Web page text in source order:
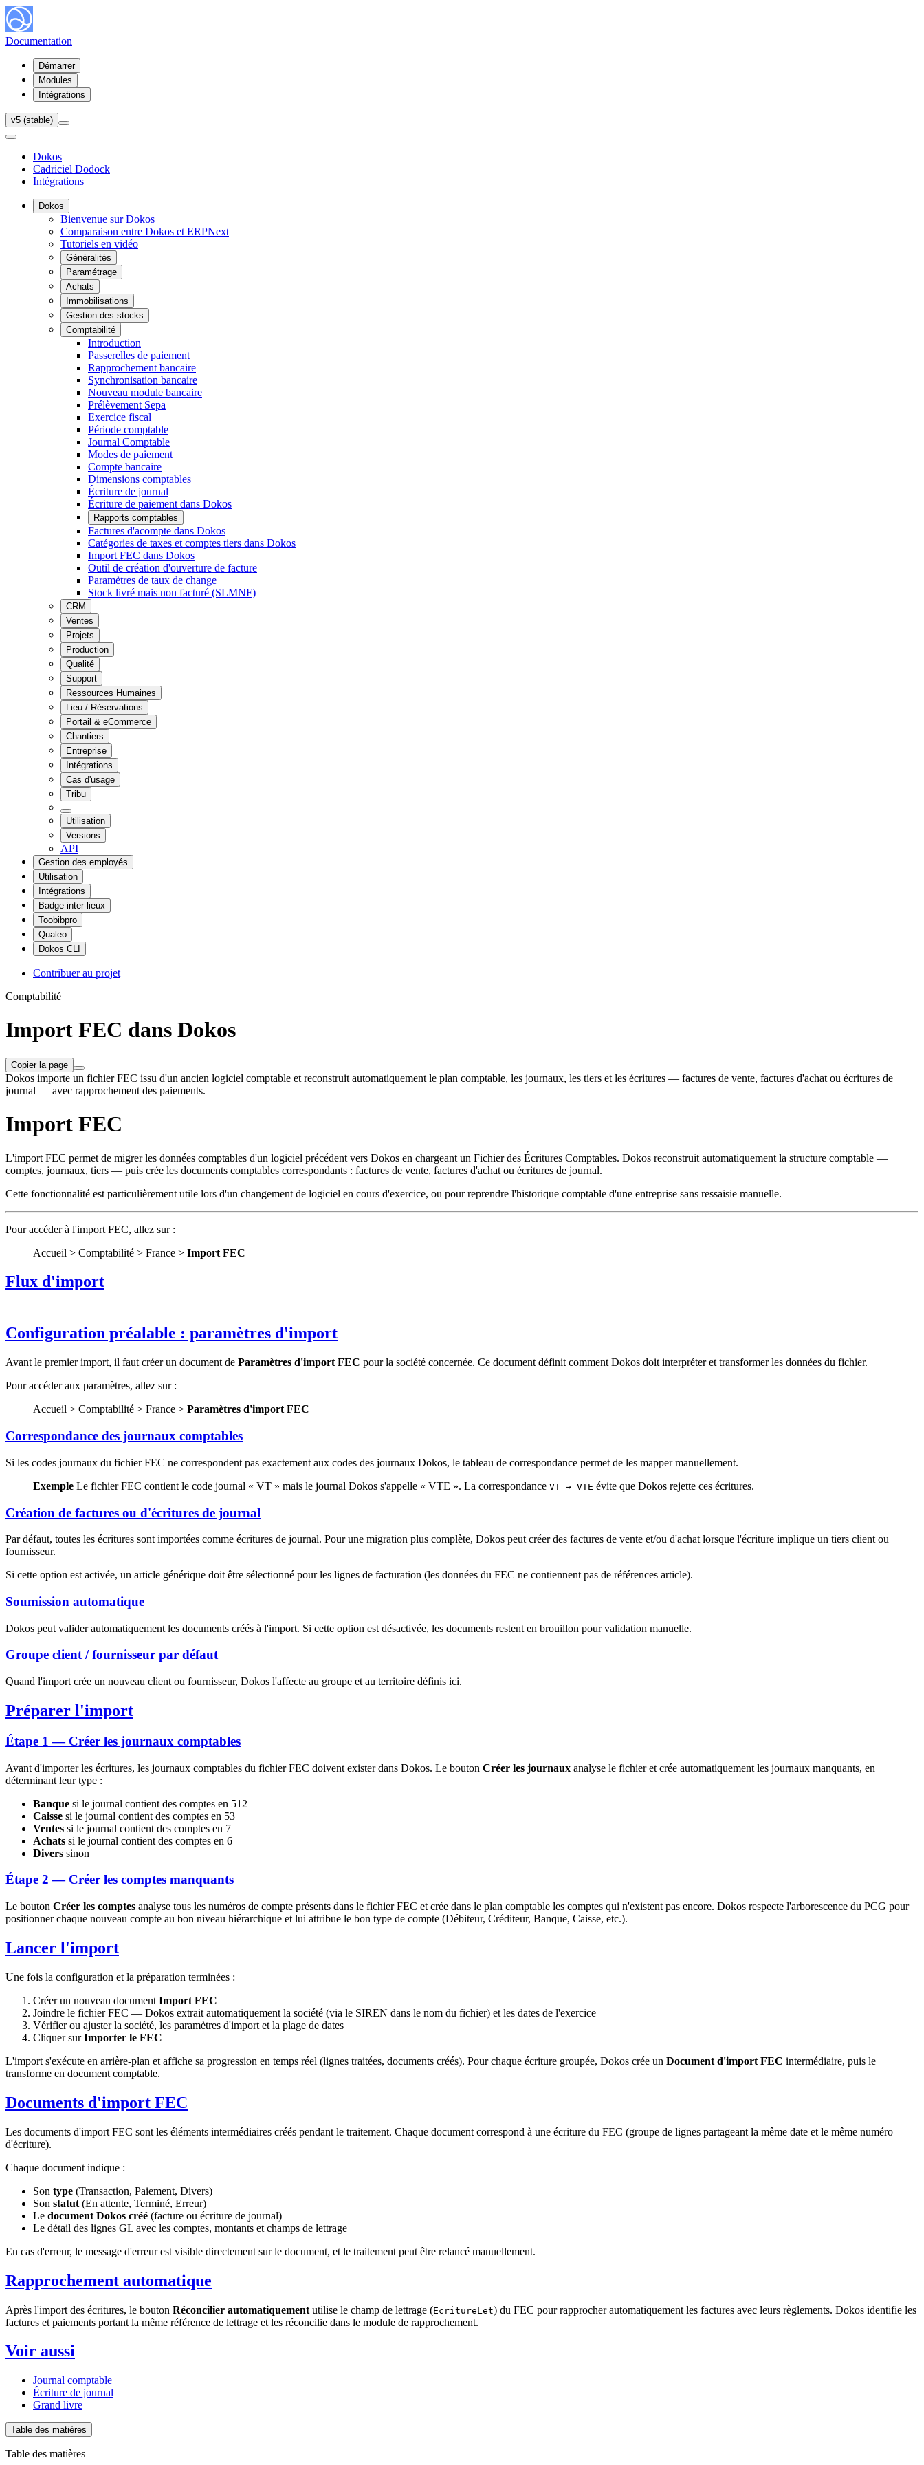
Documentation
Démarrer
Modules
Intégrations
v5 (stable)
Dokos
Cadriciel Dodock
Intégrations
Dokos
Bienvenue sur Dokos
Comparaison entre Dokos et ERPNext
Tutoriels en vidéo
Généralités
Paramétrage
Achats
Immobilisations
Gestion des stocks
Comptabilité
Introduction
Passerelles de paiement
Rapprochement bancaire
Synchronisation bancaire
Nouveau module bancaire
Prélèvement Sepa
Exercice fiscal
Période comptable
Journal Comptable
Modes de paiement
Compte bancaire
Dimensions comptables
Écriture de journal
Écriture de paiement dans Dokos
Rapports comptables
Factures d'acompte dans Dokos
Catégories de taxes et comptes tiers dans Dokos
Import FEC dans Dokos
Outil de création d'ouverture de facture
Paramètres de taux de change
Stock livré mais non facturé (SLMNF)
CRM
Ventes
Projets
Production
Qualité
Support
Ressources Humaines
Lieu / Réservations
Portail & eCommerce
Chantiers
Entreprise
Intégrations
Cas d'usage
Tribu
Utilisation
Versions
API
Gestion des employés
Utilisation
Intégrations
Badge inter-lieux
Toobibpro
Qualeo
Dokos CLI
Contribuer au projet
Comptabilité
Import FEC dans Dokos
Copier la page
Dokos importe un fichier FEC issu d'un ancien logiciel comptable et reconstruit automatiquement le plan comptable, les journaux, les tiers et les écritures — factures de vente, factures d'achat ou écritures de
journal — avec rapprochement des paiements.
Import FEC
L'import FEC permet de migrer les données comptables d'un logiciel précédent vers Dokos en chargeant un Fichier des Écritures Comptables. Dokos reconstruit automatiquement la structure comptable —
comptes, journaux, tiers — puis crée les documents comptables correspondants : factures de vente, factures d'achat ou écritures de journal.
Cette fonctionnalité est particulièrement utile lors d'un changement de logiciel en cours d'exercice, ou pour reprendre l'historique comptable d'une entreprise sans ressaisie manuelle.
Pour accéder à l'import FEC, allez sur :
Accueil > Comptabilité > France > Import FEC
Flux d'import
Configuration préalable : paramètres d'import
Avant le premier import, il faut créer un document de Paramètres d'import FEC pour la société concernée. Ce document définit comment Dokos doit interpréter et transformer les données du fichier.
Pour accéder aux paramètres, allez sur :
Accueil > Comptabilité > France > Paramètres d'import FEC
Correspondance des journaux comptables
Si les codes journaux du fichier FEC ne correspondent pas exactement aux codes des journaux Dokos, le tableau de correspondance permet de les mapper manuellement.
Exemple Le fichier FEC contient le code journal « VT » mais le journal Dokos s'appelle « VTE ». La correspondance VT → VTE évite que Dokos rejette ces écritures.
Création de factures ou d'écritures de journal
Par défaut, toutes les écritures sont importées comme écritures de journal. Pour une migration plus complète, Dokos peut créer des factures de vente et/ou d'achat lorsque l'écriture implique un tiers client ou
fournisseur.
Si cette option est activée, un article générique doit être sélectionné pour les lignes de facturation (les données du FEC ne contiennent pas de références article).
Soumission automatique
Dokos peut valider automatiquement les documents créés à l'import. Si cette option est désactivée, les documents restent en brouillon pour validation manuelle.
Groupe client / fournisseur par défaut
Quand l'import crée un nouveau client ou fournisseur, Dokos l'affecte au groupe et au territoire définis ici.
Préparer l'import
Étape 1 — Créer les journaux comptables
Avant d'importer les écritures, les journaux comptables du fichier FEC doivent exister dans Dokos. Le bouton Créer les journaux analyse le fichier et crée automatiquement les journaux manquants, en
déterminant leur type :
Banque si le journal contient des comptes en 512
Caisse si le journal contient des comptes en 53
Ventes si le journal contient des comptes en 7
Achats si le journal contient des comptes en 6
Divers sinon
Étape 2 — Créer les comptes manquants
Le bouton Créer les comptes analyse tous les numéros de compte présents dans le fichier FEC et crée dans le plan comptable les comptes qui n'existent pas encore. Dokos respecte l'arborescence du PCG pour
positionner chaque nouveau compte au bon niveau hiérarchique et lui attribue le bon type de compte (Débiteur, Créditeur, Banque, Caisse, etc.).
Lancer l'import
Une fois la configuration et la préparation terminées :
Créer un nouveau document Import FEC
Joindre le fichier FEC — Dokos extrait automatiquement la société (via le SIREN dans le nom du fichier) et les dates de l'exercice
Vérifier ou ajuster la société, les paramètres d'import et la plage de dates
Cliquer surImporter le FEC
L'import s'exécute en arrière-plan et affiche sa progression en temps réel (lignes traitées, documents créés). Pour chaque écriture groupée, Dokos crée un Document d'import FEC intermédiaire, puis le
transforme en document comptable.
Documents d'import FEC
Les documents d'import FEC sont les éléments intermédiaires créés pendant le traitement. Chaque document correspond à une écriture du FEC (groupe de lignes partageant la même date et le même numéro
d'écriture).
Chaque document indique :
Son type (Transaction, Paiement, Divers)
Son statut (En attente, Terminé, Erreur)
Le document Dokos créé (facture ou écriture de journal)
Le détail des lignes GL avec les comptes, montants et champs de lettrage
En cas d'erreur, le message d'erreur est visible directement sur le document, et le traitement peut être relancé manuellement.
Rapprochement automatique
Après l'import des écritures, le bouton Réconcilier automatiquement utilise le champ de lettrage (EcritureLet) du FEC pour rapprocher automatiquement les factures avec leurs règlements. Dokos identifie les
factures et paiements portant la même référence de lettrage et les réconcilie dans le module de rapprochement.
Voir aussi
Journal comptable
Écriture de journal
Grand livre
Table des matières
Table des matières